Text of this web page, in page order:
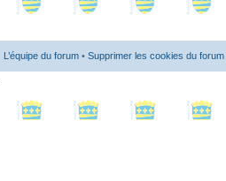
L’équipe du forum • Supprimer les cookies du forum